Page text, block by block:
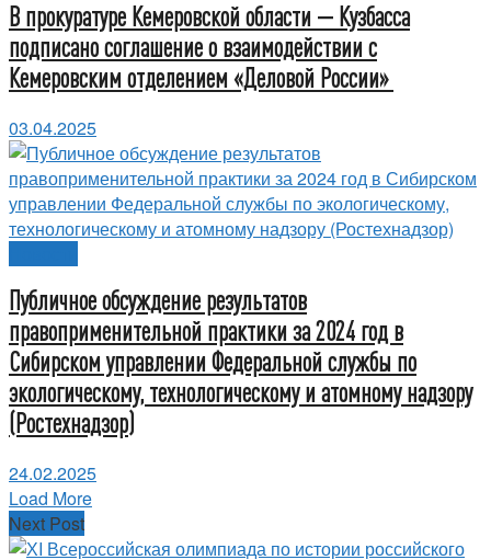
В прокуратуре Кемеровской области — Кузбасса
подписано соглашение о взаимодействии с
Кемеровским отделением «Деловой России»
03.04.2025
Публичное обсуждение результатов
правоприменительной практики за 2024 год в
Сибирском управлении Федеральной службы по
экологическому, технологическому и атомному надзору
(Ростехнадзор)
24.02.2025
Load More
Next Post